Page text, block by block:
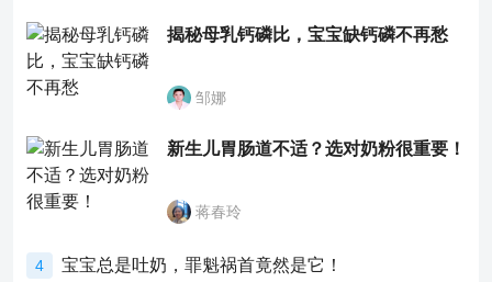
揭秘母乳钙磷比，宝宝缺钙磷不再愁
邹娜
新生儿胃肠道不适？选对奶粉很重要！
蒋春玲
4 宝宝总是吐奶，罪魁祸首竟然是它！